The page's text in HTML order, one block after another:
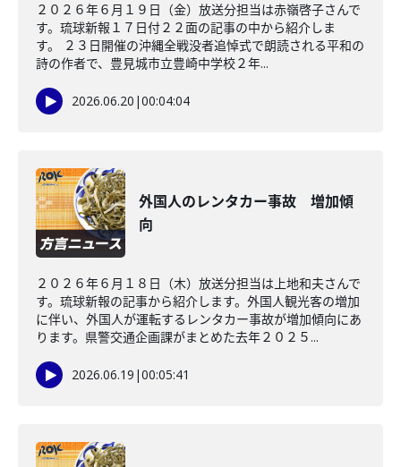
２０２６年６月１９日（金）放送分担当は赤嶺啓子さんで
す。琉球新報１７日付２２面の記事の中から紹介しま
す。 ２３日開催の沖縄全戦没者追悼式で朗読される平和の
詩の作者で、豊見城市立豊崎中学校２年...
2026.06.20 |00:04:04
外国人のレンタカー事故 増加傾
向
２０２６年６月１８日（木）放送分担当は上地和夫さんで
す。琉球新報の記事から紹介します。外国人観光客の増加
に伴い、外国人が運転するレンタカー事故が増加傾向にあ
ります。県警交通企画課がまとめた去年２０２５...
2026.06.19 |00:05:41